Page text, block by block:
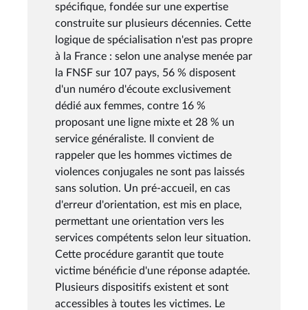
spécifique, fondée sur une expertise
construite sur plusieurs décennies. Cette
logique de spécialisation n'est pas propre
à la France : selon une analyse menée par
la FNSF sur 107 pays, 56 % disposent
d'un numéro d'écoute exclusivement
dédié aux femmes, contre 16 %
proposant une ligne mixte et 28 % un
service généraliste. Il convient de
rappeler que les hommes victimes de
violences conjugales ne sont pas laissés
sans solution. Un pré-accueil, en cas
d'erreur d'orientation, est mis en place,
permettant une orientation vers les
services compétents selon leur situation.
Cette procédure garantit que toute
victime bénéficie d'une réponse adaptée.
Plusieurs dispositifs existent et sont
accessibles à toutes les victimes. Le